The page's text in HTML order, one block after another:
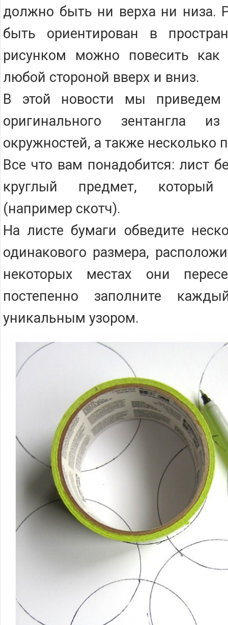
должно быть ни верха ни низа.
быть ориентирован в
рисунком можно повесить как
любой стороной вверх и вниз.
В этой новости мы приведем
оригинального зентангла
окружностей, а также несколько
Все что вам понадобится: лист
круглый предмет,
(например скотч).
На листе бумаги обведите
одинакового размера,
некоторых местах они
постепенно заполните
уникальным узором.